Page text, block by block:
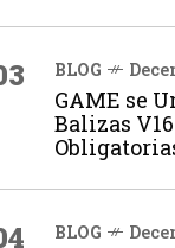
BLOG
GAME se
Balizas
BLOG